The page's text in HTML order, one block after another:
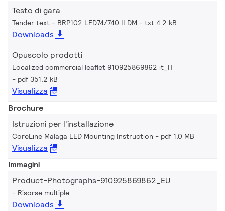
Testo di gara
Tender text - BRP102 LED74/740 II DM txt 4.2 kB
Downloads
Opuscolo prodotti
Localized commercial leaflet 910925869862 it_IT
pdf 351.2 kB
Visualizza
Brochure
Istruzioni per l'installazione
CoreLine Malaga LED Mounting Instruction pdf 1.0 MB
Visualizza
Immagini
Product-Photographs-910925869862_EU
Risorse multiple
Downloads